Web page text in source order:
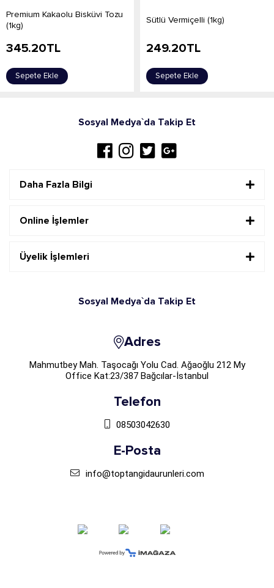
Premium Kakaolu Bisküvi Tozu
(1kg)
345.20TL
Sepete Ekle
Sütlü Vermiçelli (1kg)
249.20TL
Sepete Ekle
Sosyal Medya`da Takip Et
Daha Fazla Bilgi
Online İşlemler
Üyelik İşlemleri
Sosyal Medya`da Takip Et
Adres
Mahmutbey Mah. Taşocağı Yolu Cad. Ağaoğlu 212 My
Office Kat:23/387 Bağcılar-İstanbul
Telefon
08503042630
E-Posta
info@toptangidaurunleri.com